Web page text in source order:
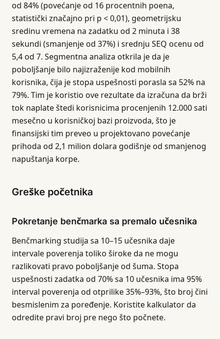
od 84% (povećanje od 16 procentnih poena,
statistički značajno pri p < 0,01), geometrijsku
sredinu vremena na zadatku od 2 minuta i 38
sekundi (smanjenje od 37%) i srednju SEQ ocenu od
5,4 od 7. Segmentna analiza otkrila je da je
poboljšanje bilo najizraženije kod mobilnih
korisnika, čija je stopa uspešnosti porasla sa 52% na
79%. Tim je koristio ove rezultate da izračuna da brži
tok naplate štedi korisnicima procenjenih 12.000 sati
mesečno u korisničkoj bazi proizvoda, što je
finansijski tim preveo u projektovano povećanje
prihoda od 2,1 milion dolara godišnje od smanjenog
napuštanja korpe.
Greške početnika
Pokretanje benčmarka sa premalo učesnika
Benčmarking studija sa 10–15 učesnika daje
intervale poverenja toliko široke da ne mogu
razlikovati pravo poboljšanje od šuma. Stopa
uspešnosti zadatka od 70% sa 10 učesnika ima 95%
interval poverenja od otprilike 35%–93%, što broj čini
besmislenim za poređenje. Koristite kalkulator da
odredite pravi broj pre nego što počnete.